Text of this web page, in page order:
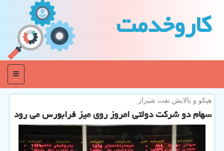
كاروخدمت
منو
هپكو و پالایش نفت شیراز
سهام دو شركت دولتی امروز روی میز فرابورس می رود